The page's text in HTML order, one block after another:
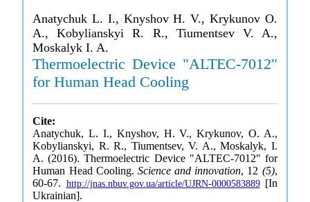
Anatychuk L. I., Knyshov H. V., Krykunov O.
A., Kobylianskyi R. R., Tiumentsev V. A.,
Moskalyk I. A.
Thermoelectric Device "ALTEC-7012"
for Human Head Cooling
Cite:
Anatychuk, L. I., Knyshov, H. V., Krykunov, O. A.,
Kobylianskyi, R. R., Tiumentsev, V. A., Moskalyk, I.
A. (2016). Thermoelectric Device "ALTEC-7012" for
Human Head Cooling. Science and innovation, 12 (5),
60-67. http://jnas.nbuv.gov.ua/article/UJRN-0000583889[In
Ukrainian].